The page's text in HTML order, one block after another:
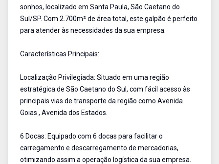
sonhos, localizado em Santa Paula, São Caetano do
Sul/SP. Com 2.700m² de área total, este galpão é perfeito
para atender às necessidades da sua empresa.
Características Principais:
Localização Privilegiada: Situado em uma região
estratégica de São Caetano do Sul, com fácil acesso às
principais vias de transporte da região como Avenida
Goias , Avenida dos Estados.
6 Docas: Equipado com 6 docas para facilitar o
carregamento e descarregamento de mercadorias,
otimizando assim a operação logística da sua empresa.